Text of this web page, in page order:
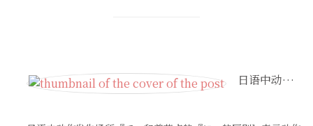
日语中动作发生场所『で』和着落点的『に』的区别